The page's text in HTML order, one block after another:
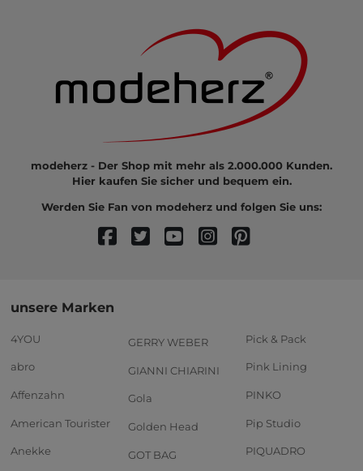
modeherz - Der Shop mit mehr als 2.000.000 Kunden.
Hier kaufen Sie sicher und bequem ein.
Werden Sie Fan von modeherz und folgen Sie uns:
unsere Marken
4YOU
abro
Affenzahn
American Tourister
Anekke
GERRY WEBER
GIANNI CHIARINI
Gola
Golden Head
GOT BAG
Pick & Pack
Pink Lining
PINKO
Pip Studio
PIQUADRO